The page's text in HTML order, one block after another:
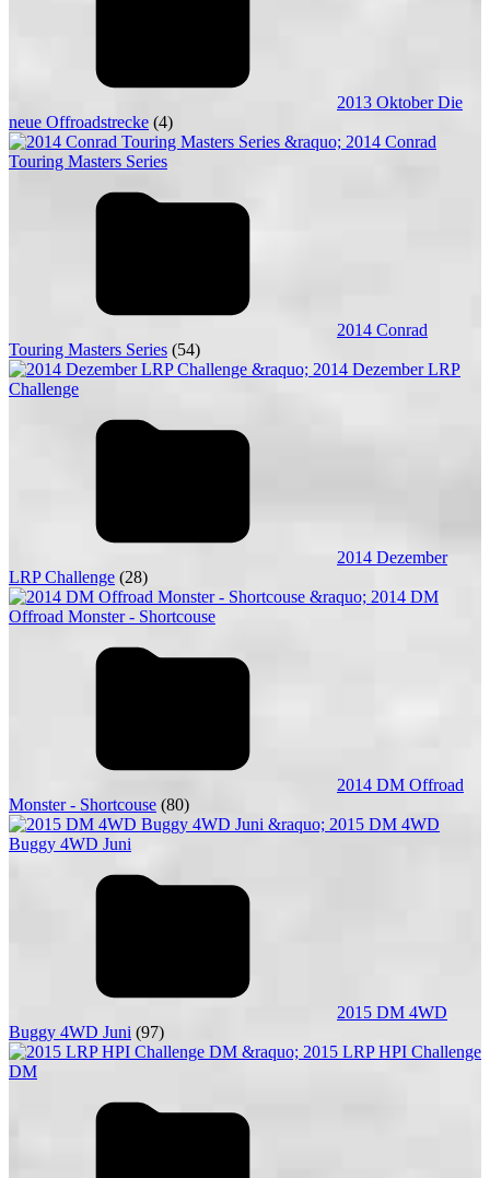
2013 Oktober Die
neue Offroadstrecke (4)
2014 Conrad
Touring Masters Series (54)
2014 Dezember
LRP Challenge (28)
2014 DM Offroad
Monster - Shortcouse (80)
2015 DM 4WD
Buggy 4WD Juni (97)